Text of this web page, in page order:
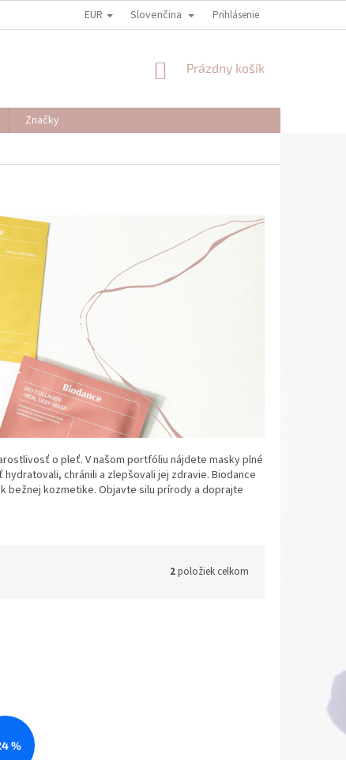
OSOBNÝCH ÚDAJOV REKLAMAČNÉ PODMIENKY
EUR Slovenčina Prihlásenie
NÁKUPNÝ
Prázdny košík
Značky
o pleť. V našom portfóliu nájdete masky plné
chránili a zlepšovali jej zdravie. Biodance
bežnej kozmetike. Objavte silu prírody a doprajte
2položiek celkom
%